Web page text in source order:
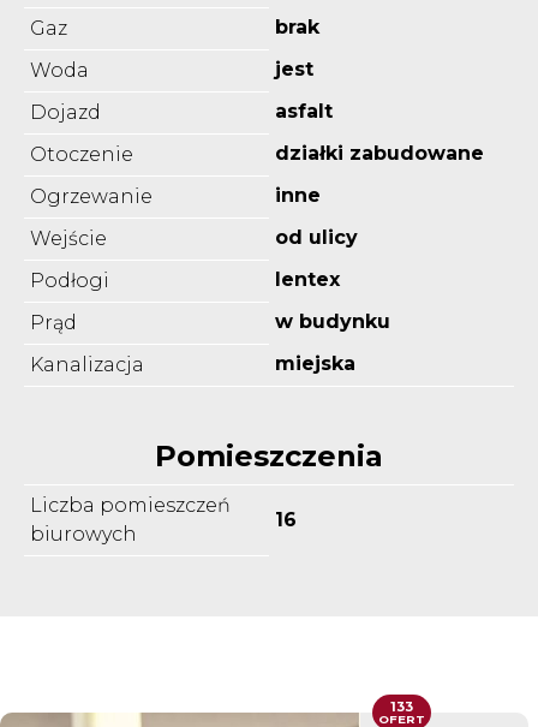
Gaz
brak
Woda
jest
Dojazd
asfalt
Otoczenie
działki zabudowane
Ogrzewanie
inne
Wejście
od ulicy
Podłogi
lentex
Prąd
w budynku
Kanalizacja
miejska
Pomieszczenia
Liczba pomieszczeń
biurowych
16
133
OFERT